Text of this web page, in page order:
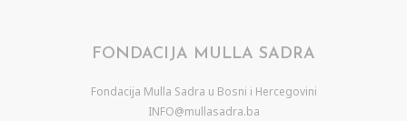
FONDACIJA MULLA SADRA
Fondacija Mulla Sadra u Bosni i Hercegovini
INFO@mullasadra.ba